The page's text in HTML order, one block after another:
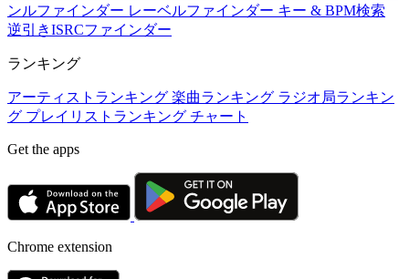
ンルファインダー レーベルファインダー キー & BPM検索
逆引きISRCファインダー
ランキング
アーティストランキング 楽曲ランキング ラジオ局ランキン
グ プレイリストランキング チャート
Get the apps
Chrome extension